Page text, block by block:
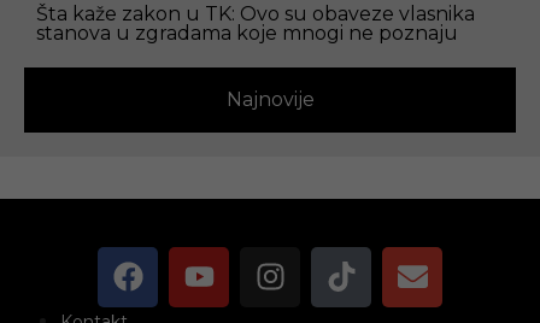
Najnovije
Šta kaže zakon u TK: Ovo su obaveze vlasnika
stanova u zgradama koje mnogi ne poznaju